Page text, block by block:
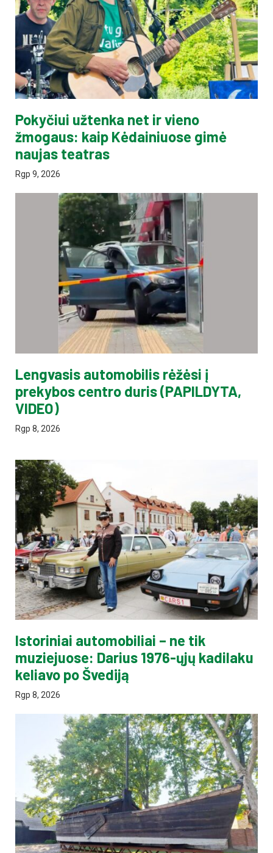
Pokyčiui užtenka net ir vieno
žmogaus: kaip Kėdainiuose gimė
naujas teatras
Rgp 9, 2026
Lengvasis automobilis rėžėsi į
prekybos centro duris (PAPILDYTA,
VIDEO)
Rgp 8, 2026
Istoriniai automobiliai – ne tik
muziejuose: Darius 1976-ųjų kadilaku
keliavo po Švediją
Rgp 8, 2026